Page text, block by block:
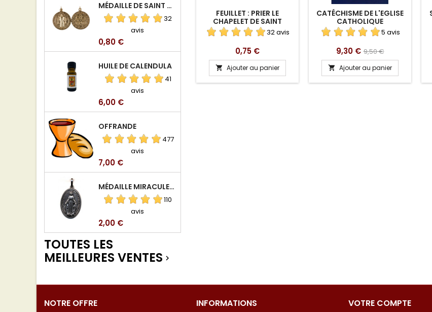
MÉDAILLE DE SAINT BENOIT EN ALUMINIUM
32
avis
Prix
0,80 €
HUILE DE CALENDULA
41
avis
Prix
6,00 €
OFFRANDE
477
avis
Prix
7,00 €
MÉDAILLE MIRACULEUSE DE VIERGE DE LA RUE DU BAC
110
avis
Prix
2,00 €
TOUTES LES
MEILLEURES VENTES 
FEUILLET : PRIER LE
CHAPELET DE SAINT
MICHEL ARCHANGE
32 avis
Prix
0,75 €
 Ajouter au panier
CATÉCHISME DE L'EGLISE
CATHOLIQUE
5 avis
Prix
9,30 € Prix
de
base
9,50 €
 Ajouter au panier
NOTRE OFFRE INFORMATIONS VOTRE COMPTE